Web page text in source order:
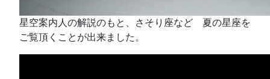
星空案内人の解説のもと、さそり座など 夏の星座を
ご覧頂くことが出来ました。